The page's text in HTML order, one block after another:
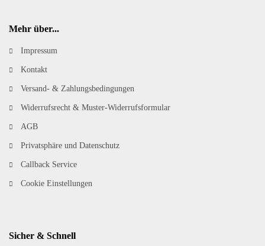
Mehr über...
Impressum
Kontakt
Versand- & Zahlungsbedingungen
Widerrufsrecht & Muster-Widerrufsformular
AGB
Privatsphäre und Datenschutz
Callback Service
Cookie Einstellungen
Sicher & Schnell